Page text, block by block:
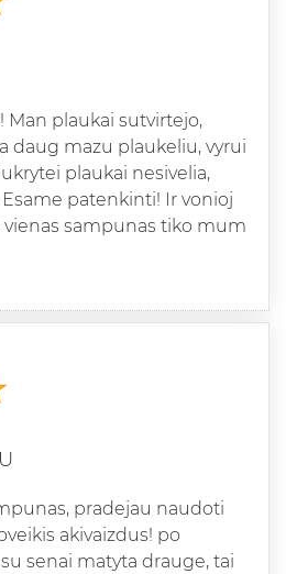
Man plaukai sutvirtejo,
daug mazu plaukeliu, vyrui
plaukai nesivelia,
patenkinti! Ir vonioj
sampunas tiko mum
pradejau naudoti
akivaizdus! po
senai matyta drauge, tai